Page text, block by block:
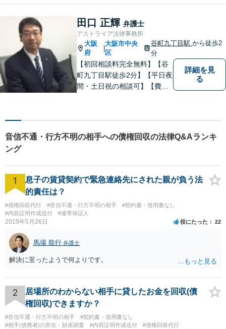
ております。相談にお越しい
ただいた方々が安心して落ち
着いてお話することができる
よう、完全個室をご準備して
おります。どうぞお気軽にご
相談ください。
田口 正輝 弁護士
アストライア法律事務所
大阪
府
|
大阪市中央
区
谷町九丁目駅から徒歩2
分
【初回相談料完全無料】【谷
町九丁目駅徒歩2分】【平日夜
間・土日祝の相談可】【費用
詳細を見
る
音信不通・行方不明の相手への債権回収の法律Q&Aランキ
ング
1
息子の賃貸契約で緊急連絡先にされた親が負う法
的責任は？
#債権回収代行 #音信不通・行方不明の相手
#契約書・借用書なし
#内容証明作成送付
#連帯保証人
2019年5月26日 役にたった 22
馬場 龍行 弁護士
解決に至ったようで何よりです。
2
居場所のわからない相手に貸したお金を回収(債
権回収)できますか？
#音信不通・行方不明の相手
#契約書・借用書なし
#相手(債務者)の所在・財産調査
#内容証明作成送付 #債権回収代行